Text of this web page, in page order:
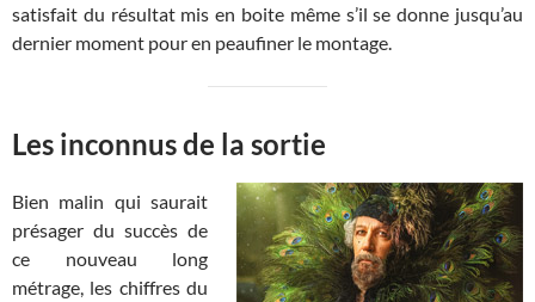
satisfait du résultat mis en boite même s’il se donne jusqu’au
dernier moment pour en peaufiner le montage.
Les inconnus de la sortie
Bien malin qui saurait
présager du succès de
ce nouveau long
métrage, les chiffres du